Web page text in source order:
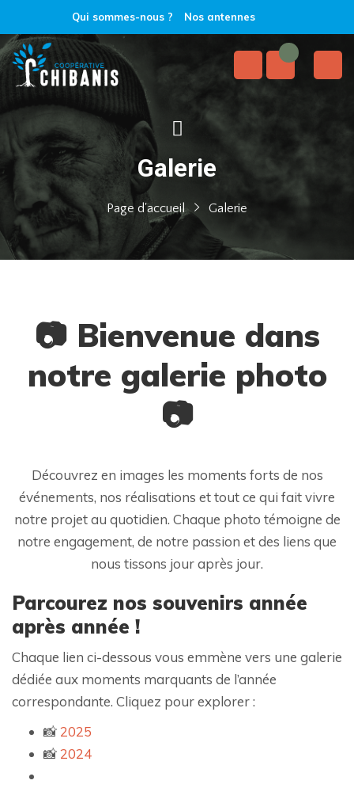
Qui sommes-nous ? Nos antennes
Galerie
Page d'accueil Galerie
📷 Bienvenue dans
notre galerie photo
📷
Découvrez en images les moments forts de nos
événements, nos réalisations et tout ce qui fait vivre
notre projet au quotidien. Chaque photo témoigne de
notre engagement, de notre passion et des liens que
nous tissons jour après jour.
Parcourez nos souvenirs année
après année !
Chaque lien ci-dessous vous emmène vers une galerie
dédiée aux moments marquants de l’année
correspondante. Cliquez pour explorer :
📸2025
📸2024